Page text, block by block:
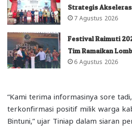
Strategis
7 Agustus 2026
Festival Raimuti
Tim Ramaikan
6 Agustus 2026
“Kami terima informasinya sore
terkonfirmasi positif milik warga
Bintuni,” ujar Tiniap dalam siaran